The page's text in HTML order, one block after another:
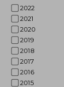
2022
2021
2020
2019
2018
2017
2016
2015